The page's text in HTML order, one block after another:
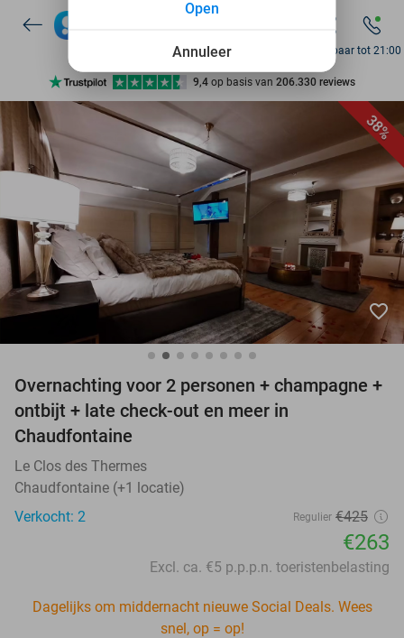
7 dagen per week beschikbaar
10+ miljoen leden
9,4 op basis van 206.330 reviews
Ontdek 15.000+ deals
7 dagen per week beschikbaar
10+ miljoen leden
Bereikbaar tot 21:00
38%
favorite_border
Overnachting voor 2 personen + champagne +
ontbijt + late check-out en meer in
Chaudfontaine
Le Clos des Thermes
Chaudfontaine (+1 locatie)
Verkocht: 2
Regulier €425
€263
Excl. ca. €5 p.p.p.n. toeristenbelasting
Dagelijks om middernacht nieuwe Social Deals. Wees
snel, op = op!
Annuleer
Open